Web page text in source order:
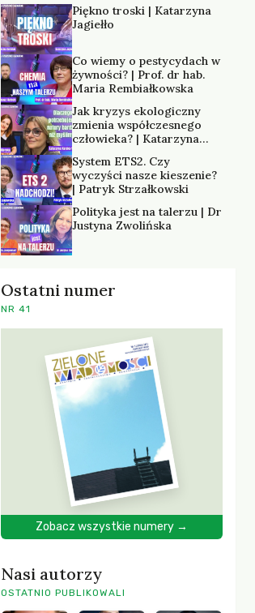
Piękno troski | Katarzyna
Jagiełło
Co wiemy o pestycydach w
żywności? | Prof. dr hab.
Maria Rembiałkowska
Jak kryzys ekologiczny
zmienia współczesnego
człowieka? | Katarzyna
System ETS2. Czy
wyczyści nasze kieszenie?
| Patryk Strzałkowski
Polityka jest na talerzu | Dr
Justyna Zwolińska
Ostatni numer
NR 41
Zobacz wszystkie numery →
Nasi autorzy
OSTATNIO PUBLIKOWALI